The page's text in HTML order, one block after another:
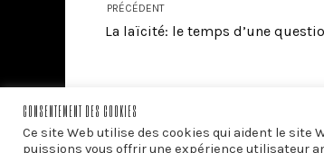
PRÉCÉDENT
La laïcité: le temps d’une
CONSENTEMENT DES COOKIES
Ce site Web utilise des cookies qui aident le site
puissions vous offrir une expérience utilisateur